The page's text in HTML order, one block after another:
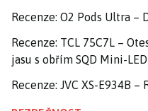
Recenze: O2 Pods Ultra –
Recenze: TCL 75C7L –
jasu s obřím SQD Mini-
Recenze: JVC XS-E934B